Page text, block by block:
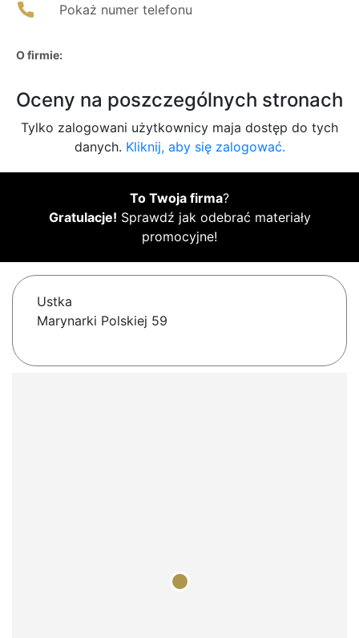
Pokaż numer telefonu
O firmie:
Oceny na poszczególnych stronach
Tylko zalogowani użytkownicy maja dostęp do tych
danych. Kliknij, aby się zalogować.
To Twoja firma?
Gratulacje! Sprawdź jak odebrać materiały
promocyjne!
Ustka
Marynarki Polskiej 59